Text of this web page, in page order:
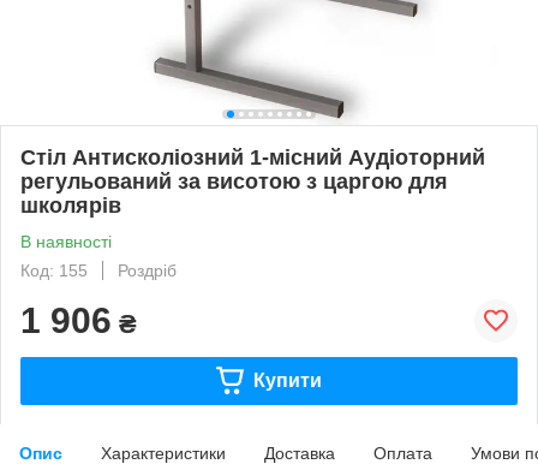
Стіл Антисколіозний 1-місний Аудіоторний
регульований за висотою з царгою для
школярів
В наявності
Код: 155
Роздріб
1 906 ₴
Купити
Опис Характеристики Доставка Оплата Умови